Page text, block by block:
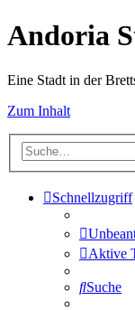
Andoria
Eine Stadt in der
Zum Inhalt
Schnellzugriff
Aktive
Suche